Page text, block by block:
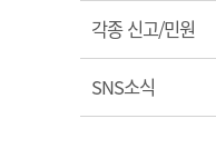
각종 신고/민원
림
SNS소식
림